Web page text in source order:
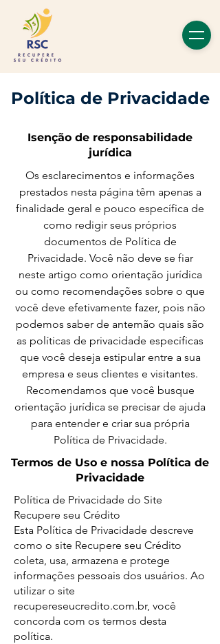
Política de Privacidade
Isenção de responsabilidade
jurídica
Os esclarecimentos e informações
prestados nesta página têm apenas a
finalidade geral e pouco específica de
como redigir seus próprios
documentos de Política de
Privacidade. Você não deve se fiar
neste artigo como orientação jurídica
ou como recomendações sobre o que
você deve efetivamente fazer, pois não
podemos saber de antemão quais são
as políticas de privacidade específicas
que você deseja estipular entre a sua
empresa e seus clientes e visitantes.
Recomendamos que você busque
orientação jurídica se precisar de ajuda
para entender e criar sua própria
Política de Privacidade.
Termos de Uso e nossa Política de
Privacidade
Política de Privacidade do Site
Recupere seu Crédito
Esta Política de Privacidade descreve
como o site Recupere seu Crédito
coleta, usa, armazena e protege
informações pessoais dos usuários. Ao
utilizar o site
recupereseucredito.com.br, você
concorda com os termos desta
política.